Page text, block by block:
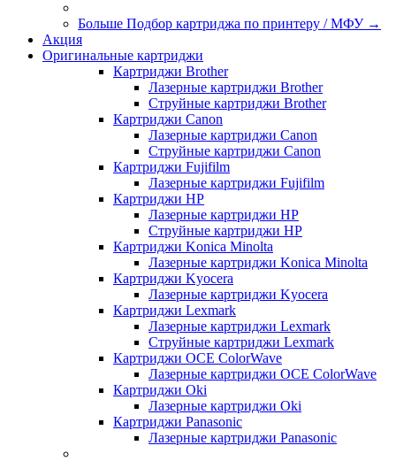
Больше Подбор картриджа по принтеру / МФУ →
Акция
Оригинальные картриджи
Картриджи Brother
Лазерные картриджи Brother
Струйные картриджи Brother
Картриджи Canon
Лазерные картриджи Canon
Струйные картриджи Canon
Картриджи Fujifilm
Лазерные картриджи Fujifilm
Картриджи HP
Лазерные картриджи HP
Струйные картриджи HP
Картриджи Konica Minolta
Лазерные картриджи Konica Minolta
Картриджи Kyocera
Лазерные картриджи Kyocera
Картриджи Lexmark
Лазерные картриджи Lexmark
Струйные картриджи Lexmark
Картриджи OCE ColorWave
Лазерные картриджи OCE ColorWave
Картриджи Oki
Лазерные картриджи Oki
Картриджи Panasonic
Лазерные картриджи Panasonic